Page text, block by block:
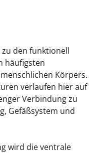
den funktionell
häufigsten
Körpers.
verlaufen hier auf
Verbindung zu
Gefäßsystem und
wird die ventrale